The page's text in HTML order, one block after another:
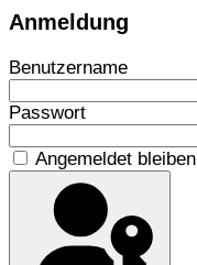
Anmeldung
Benutzername
Passwort
Angemeldet bleiben